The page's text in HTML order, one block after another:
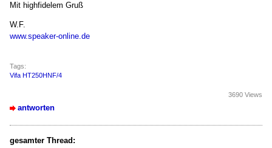
Mit highfidelem Gruß
W.F.
www.speaker-online.de
Tags:
Vifa HT250HNF/4
antworten
3690 Views
gesamter Thread: